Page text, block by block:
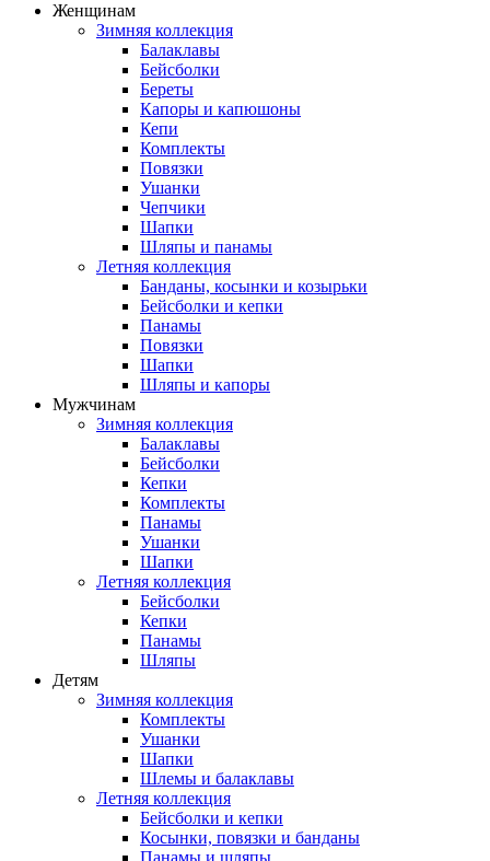
Женщинам
Зимняя коллекция
Балаклавы
Бейсболки
Береты
Капоры и капюшоны
Кепи
Комплекты
Повязки
Ушанки
Чепчики
Шапки
Шляпы и панамы
Летняя коллекция
Банданы, косынки и козырьки
Бейсболки и кепки
Панамы
Повязки
Шапки
Шляпы и капоры
Мужчинам
Зимняя коллекция
Балаклавы
Бейсболки
Кепки
Комплекты
Панамы
Ушанки
Шапки
Летняя коллекция
Бейсболки
Кепки
Панамы
Шляпы
Детям
Зимняя коллекция
Комплекты
Ушанки
Шапки
Шлемы и балаклавы
Летняя коллекция
Бейсболки и кепки
Косынки, повязки и банданы
Панамы и шляпы